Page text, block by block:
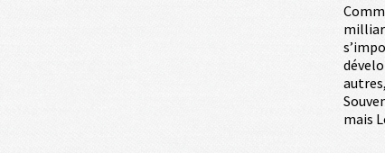
mais